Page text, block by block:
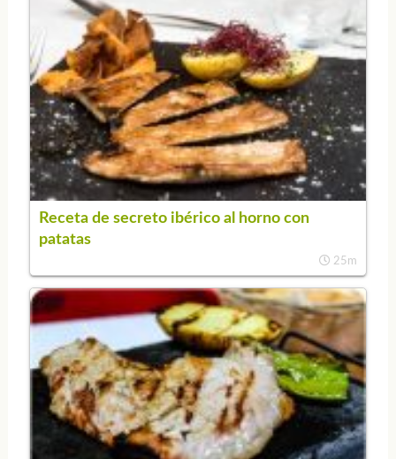
Receta de secreto ibérico al horno con
patatas
25m